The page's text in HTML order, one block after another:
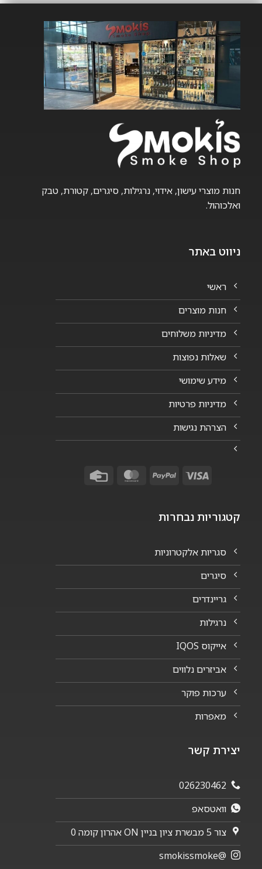
חנות מוצרי עישון, אידוי, נרגילות, סיגרים, קטורת, טבק
ואלכוהול.
ניווט באתר
ראשי
חנות מוצרים
מדיניות משלוחים
שאלות נפוצות
מידע שימושי
מדיניות פרטיות
הצרהת נגישות
Visa
PayPal
MasterCard
קטגוריות נבחרות
סגריות אלקטרוניות
סיגרים
גריינדרים
נרגילות
אייקוס IQOS
אביזרים נלווים
ערכות פוקר
מאפרות
יצירת קשר
026230462
וואטסאפ
צור 5 מבשרת ציון בניין ON אהרון קומה 0
@smokissmoke